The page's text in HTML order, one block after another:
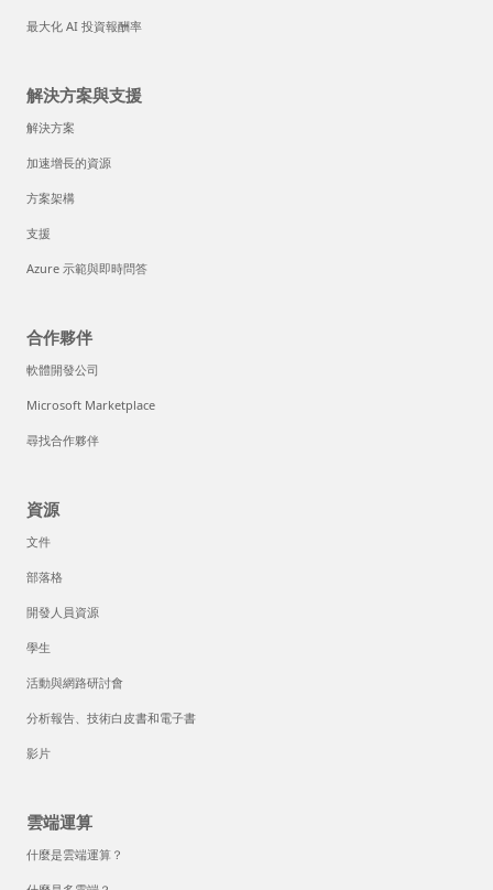
最大化 AI 投資報酬率
解決方案與支援
解決方案
加速增長的資源
方案架構
支援
Azure 示範與即時問答
合作夥伴
軟體開發公司
Microsoft Marketplace
尋找合作夥伴
資源
文件
部落格
開發人員資源
學生
活動與網路研討會
分析報告、技術白皮書和電子書
影片
雲端運算
什麼是雲端運算？